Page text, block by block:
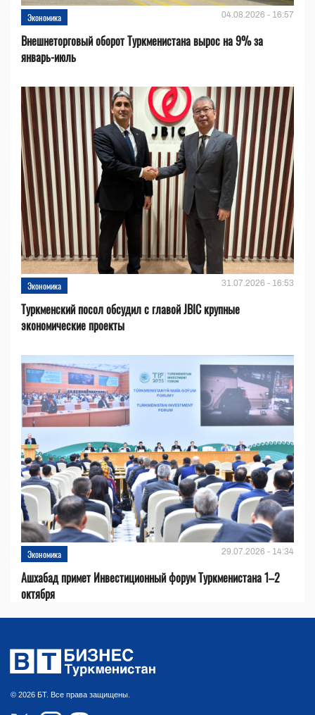
Экономика 04.08.2026 - 16:57
Внешнеторговый оборот Туркменистана вырос на 9% за
январь-июль
Экономика 31.07.2026 - 16:53
Туркменский посол обсудил с главой JBIC крупные
экономические проекты
Экономика 29.07.2026 - 14:34
Ашхабад примет Инвестиционный форум Туркменистана 1–2
октября
© 2026 БТ. Все права защищены.